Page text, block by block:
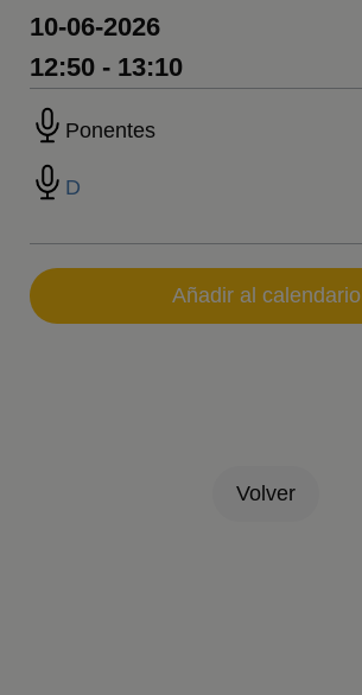
10-06-2026
12:50 - 13:10
Ponentes
D
Añadir al calendario
Volver